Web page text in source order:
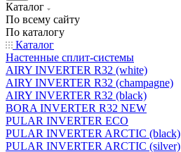
Каталог
По всему сайту
По каталогу
Каталог
Настенные сплит-системы
AIRY INVERTER R32 (white)
AIRY INVERTER R32 (champagne)
AIRY INVERTER R32 (black)
BORA INVERTER R32 NEW
PULAR INVERTER ECO
PULAR INVERTER ARCTIC (black)
PULAR INVERTER ARCTIC (silver)